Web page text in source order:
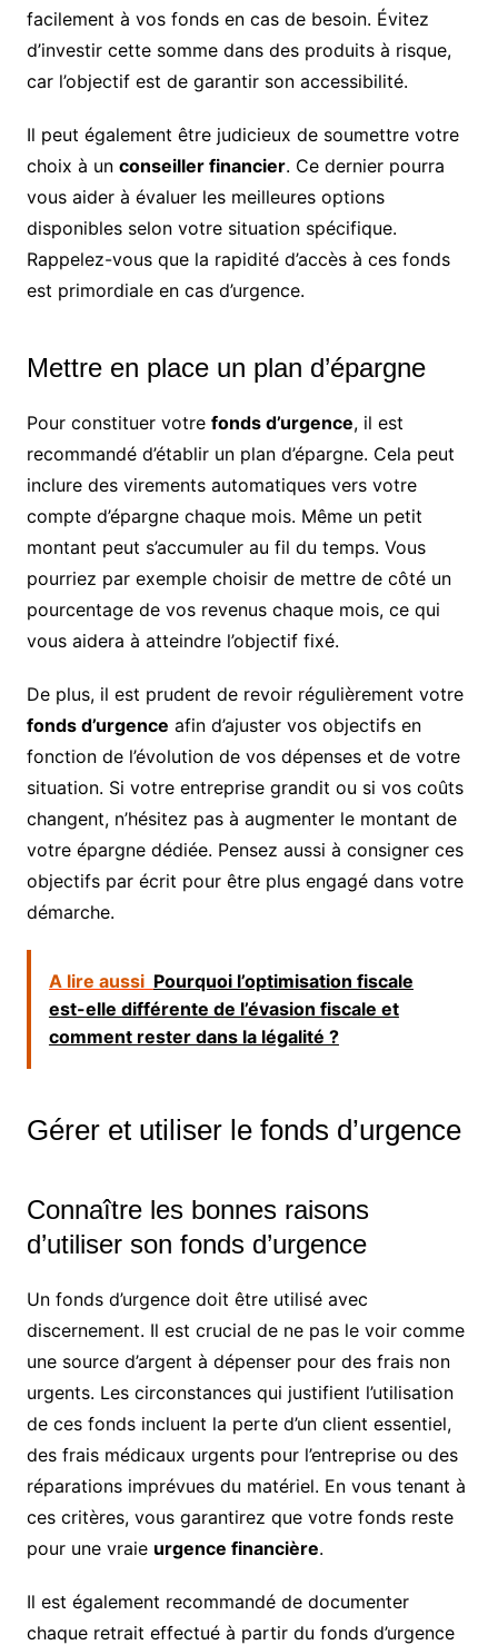
facilement à vos fonds en cas de besoin. Évitez
d’investir cette somme dans des produits à risque,
car l’objectif est de garantir son accessibilité.
Il peut également être judicieux de soumettre votre
choix à un conseiller financier. Ce dernier pourra
vous aider à évaluer les meilleures options
disponibles selon votre situation spécifique.
Rappelez-vous que la rapidité d’accès à ces fonds
est primordiale en cas d’urgence.
Mettre en place un plan d’épargne
Pour constituer votre fonds d’urgence, il est
recommandé d’établir un plan d’épargne. Cela peut
inclure des virements automatiques vers votre
compte d’épargne chaque mois. Même un petit
montant peut s’accumuler au fil du temps. Vous
pourriez par exemple choisir de mettre de côté un
pourcentage de vos revenus chaque mois, ce qui
vous aidera à atteindre l’objectif fixé.
De plus, il est prudent de revoir régulièrement votre
fonds d’urgence afin d’ajuster vos objectifs en
fonction de l’évolution de vos dépenses et de votre
situation. Si votre entreprise grandit ou si vos coûts
changent, n’hésitez pas à augmenter le montant de
votre épargne dédiée. Pensez aussi à consigner ces
objectifs par écrit pour être plus engagé dans votre
démarche.
A lire aussi Pourquoi l’optimisation fiscale
est-elle différente de l’évasion fiscale et
comment rester dans la légalité ?
Gérer et utiliser le fonds d’urgence
Connaître les bonnes raisons
d’utiliser son fonds d’urgence
Un fonds d’urgence doit être utilisé avec
discernement. Il est crucial de ne pas le voir comme
une source d’argent à dépenser pour des frais non
urgents. Les circonstances qui justifient l’utilisation
de ces fonds incluent la perte d’un client essentiel,
des frais médicaux urgents pour l’entreprise ou des
réparations imprévues du matériel. En vous tenant à
ces critères, vous garantirez que votre fonds reste
pour une vraie urgence financière.
Il est également recommandé de documenter
chaque retrait effectué à partir du fonds d’urgence